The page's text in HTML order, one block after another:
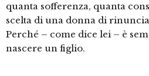
quanta sofferenza, quanta
scelta di una donna di
Perché – come dice lei – è
nascere un figlio.